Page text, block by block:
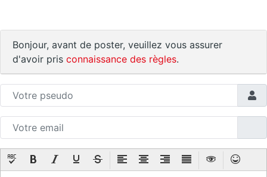
Bonjour, avant de poster, veuillez vous assurer
d'avoir pris connaissance des règles.